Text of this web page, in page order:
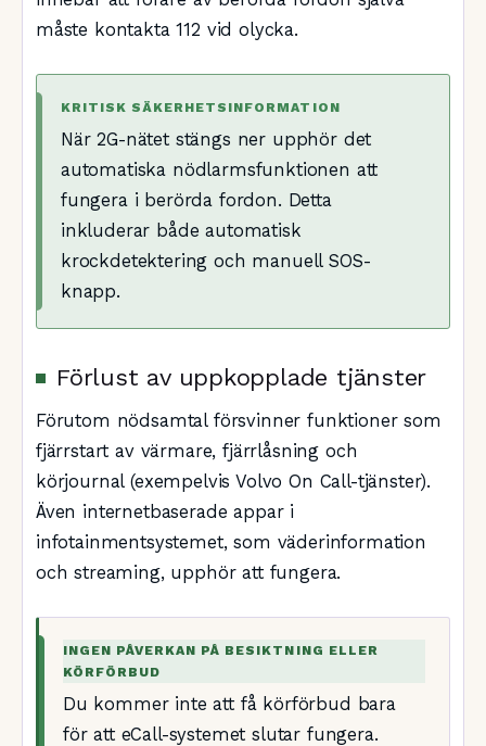
måste kontakta 112 vid olycka.
KRITISK SÄKERHETSINFORMATION
När 2G-nätet stängs ner upphör det
automatiska nödlarmsfunktionen att
fungera i berörda fordon. Detta
inkluderar både automatisk
krockdetektering och manuell SOS-
knapp.
Förlust av uppkopplade tjänster
Förutom nödsamtal försvinner funktioner som
fjärrstart av värmare, fjärrlåsning och
körjournal (exempelvis Volvo On Call-tjänster).
Även internetbaserade appar i
infotainmentsystemet, som väderinformation
och streaming, upphör att fungera.
INGEN PÅVERKAN PÅ BESIKTNING ELLER
KÖRFÖRBUD
Du kommer inte att få körförbud bara
för att eCall-systemet slutar fungera.